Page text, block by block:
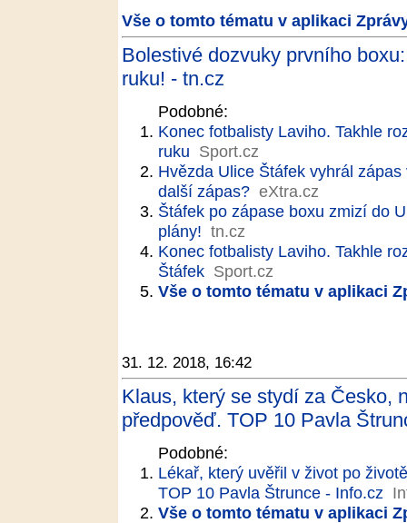
Vše o tomto tématu v aplikaci
Bolestivé dozvuky prvního
ruku! - tn.cz
Podobné:
Konec fotbalisty Laviho. Takhle
ruku Sport.cz
Hvězda Ulice Štáfek vyhrál
další zápas? eXtra.cz
Štáfek po zápase boxu zmizí do
plány! tn.cz
Konec fotbalisty Laviho. Takhle
Štáfek Sport.cz
Vše o tomto tématu v aplikaci
31. 12. 2018, 16:42
Klaus, který se stydí za Česko,
předpověď. TOP 10 Pavla
Podobné:
Lékař, který uvěřil v život po
TOP 10 Pavla Štrunce - Info.cz
Vše o tomto tématu v aplikaci